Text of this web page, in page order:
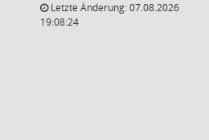
Letzte Änderung: 07.08.2026
19:08:24